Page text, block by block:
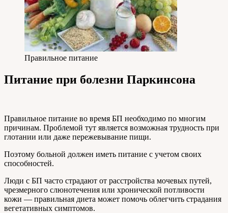
Правильное питание
Питание при болезни Паркинсона
Правильное питание во время БП необходимо по многим
причинам. Проблемой тут является возможная трудность при
глотании или даже пережевывание пищи.
Поэтому больной должен иметь питание с учетом своих
способностей.
Люди с БП часто страдают от расстройства мочевых путей,
чрезмерного слюнотечения или хронической потливости
кожи — правильная диета может помочь облегчить страдания
вегетативных симптомов.